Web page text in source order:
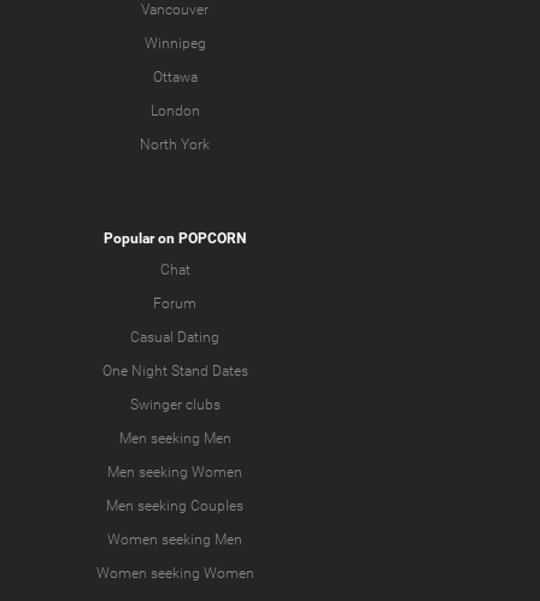
Vancouver
Winnipeg
Ottawa
London
North York
Popular on POPCORN
Chat
Forum
Casual Dating
One Night Stand Dates
Swinger clubs
Men seeking Men
Men seeking Women
Men seeking Couples
Women seeking Men
Women seeking Women